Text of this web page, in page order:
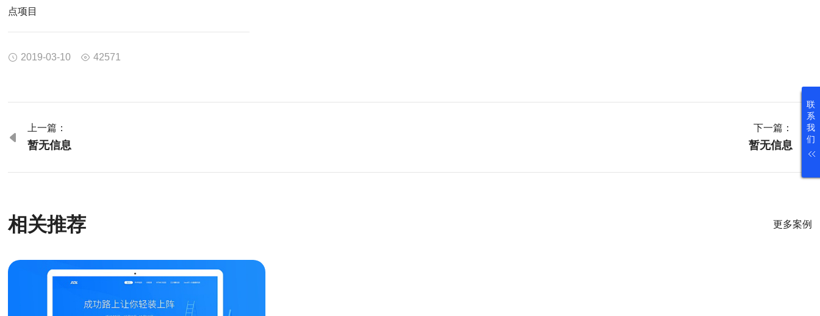
联
系
我
们
点项目
 2019-03-10  42571

上一篇：
暂无信息
下一篇：
暂无信息

相关推荐 更多案例